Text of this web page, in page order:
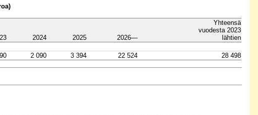
2024 2025 2026—
Yhteensä
vuodesta 2023
lähtien
2 090 3 394 22 524 28 498